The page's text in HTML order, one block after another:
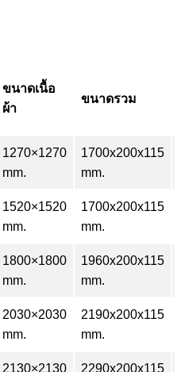
ขนาดเนื้อ
ผ้า
ขนาดรวม
1270×1270
mm.
1700x200x115
mm.
1520×1520
mm.
1700x200x115
mm.
1800×1800
mm.
1960x200x115
mm.
2030×2030
mm.
2190x200x115
mm.
2130×2130 2290x200x115